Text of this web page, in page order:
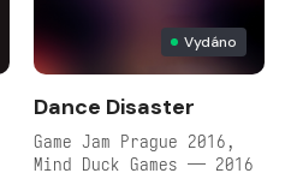
Vydáno
Dance Disaster
Game Jam Prague 2016,
Mind Duck Games — 2016